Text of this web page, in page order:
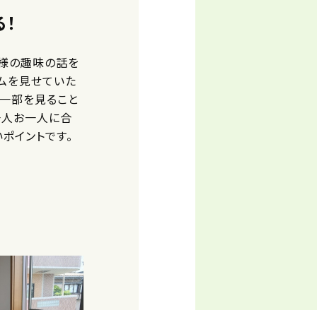
の趣味の話を
を見せていた
部を見ること
人お一人に合
イントです。